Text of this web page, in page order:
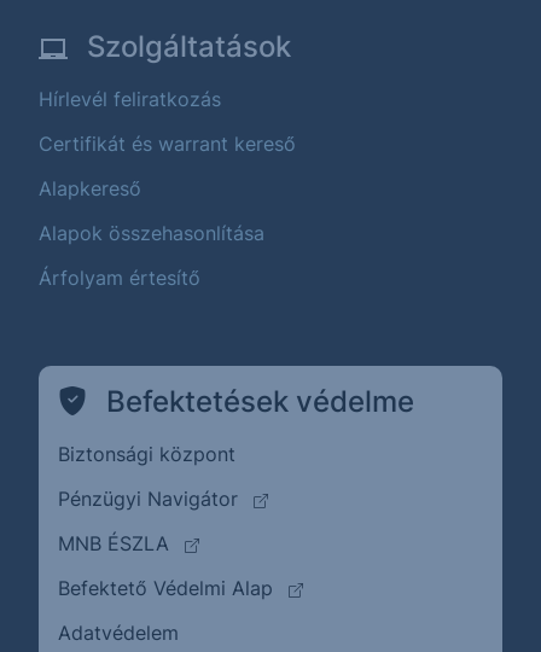
Szolgáltatások
Hírlevél feliratkozás
Certifikát és warrant kereső
Alapkereső
Alapok összehasonlítása
Árfolyam értesítő
Befektetések védelme
Biztonsági központ
Pénzügyi Navigátor
(külső oldalra ugrik)
MNB ÉSZLA
(külső oldalra ugrik)
Befektető Védelmi Alap
(külső oldalra ugrik)
Adatvédelem